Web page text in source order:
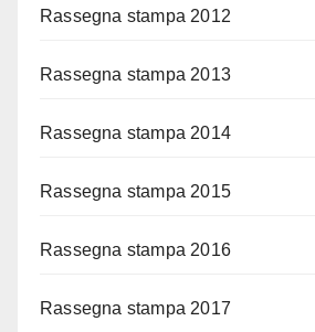
Rassegna stampa 2012
Rassegna stampa 2013
Rassegna stampa 2014
Rassegna stampa 2015
Rassegna stampa 2016
Rassegna stampa 2017